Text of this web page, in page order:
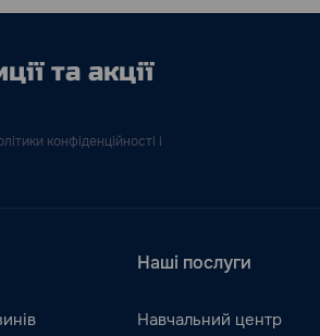
та акції
конфіденційності і
Наші послуги
Навчальний центр